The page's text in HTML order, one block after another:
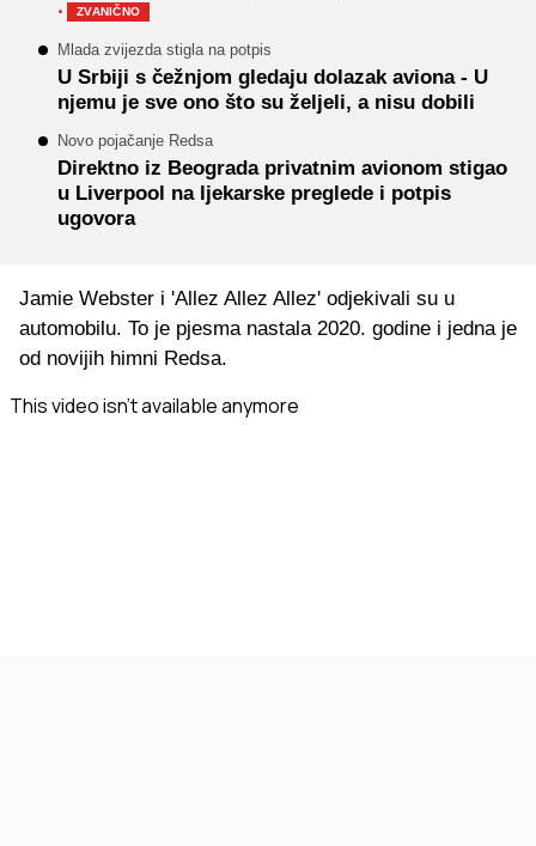
· ZVANIČNO
Mlada zvijezda stigla na potpis
U Srbiji s čežnjom gledaju dolazak aviona - U
njemu je sve ono što su željeli, a nisu dobili
Novo pojačanje Redsa
Direktno iz Beograda privatnim avionom stigao
u Liverpool na ljekarske preglede i potpis
ugovora
Jamie Webster i 'Allez Allez Allez' odjekivali su u
automobilu. To je pjesma nastala 2020. godine i jedna je
od novijih himni Redsa.